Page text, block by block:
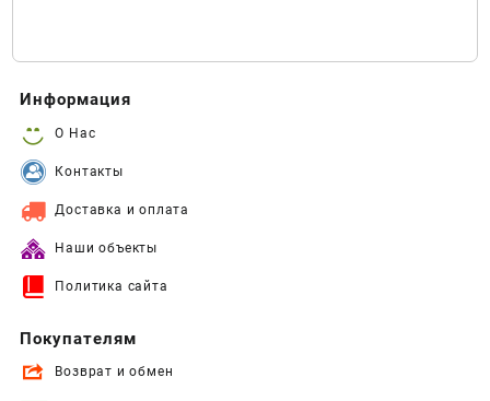
Информация
О Нас
Контакты
Доставка и оплата
Наши объекты
Политика сайта
Покупателям
Возврат и обмен